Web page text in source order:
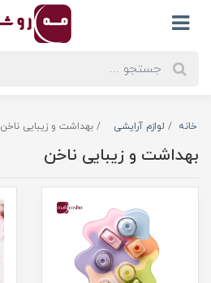
خانه لوازم آرایشی بهداشت و زیبایی ناخن
بهداشت و زیبایی ناخن